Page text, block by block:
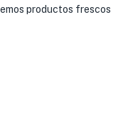
productos frescos